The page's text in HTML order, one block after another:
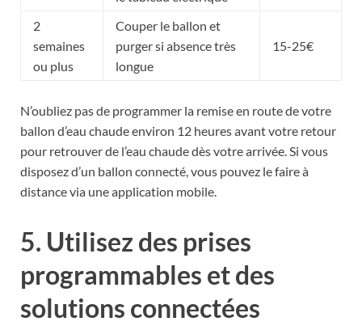
2
semaines
ou plus
Couper le ballon et
purger si absence très
longue
15-25€
N’oubliez pas de programmer la remise en route de votre
ballon d’eau chaude environ 12 heures avant votre retour
pour retrouver de l’eau chaude dès votre arrivée. Si vous
disposez d’un ballon connecté, vous pouvez le faire à
distance via une application mobile.
5. Utilisez des prises
programmables et des
solutions connectées